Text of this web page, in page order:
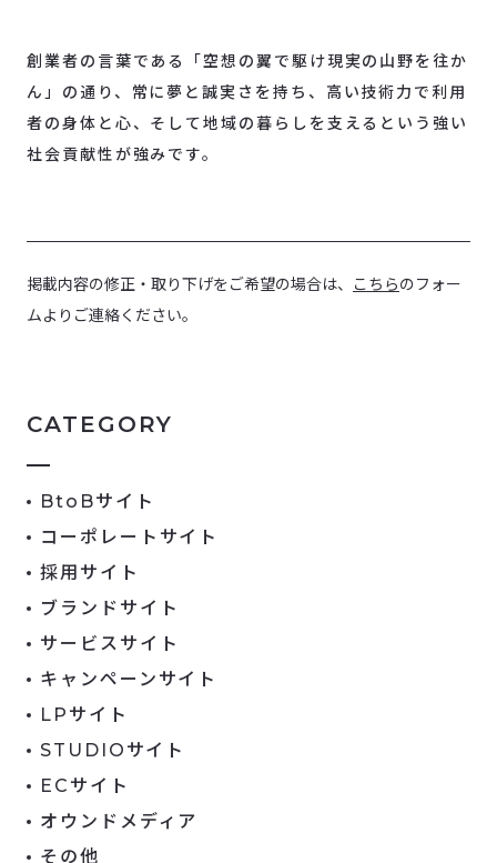
創業者の言葉である「空想の翼で駆け現実の山野を往か
ん」の通り、常に夢と誠実さを持ち、高い技術力で利用
者の身体と心、そして地域の暮らしを支えるという強い
社会貢献性が強みです。
掲載内容の修正・取り下げをご希望の場合は、 こちらのフォー
ムよりご連絡ください。
CATEGORY
BtoBサイト
コーポレートサイト
採用サイト
ブランドサイト
サービスサイト
キャンペーンサイト
LPサイト
STUDIOサイト
ECサイト
オウンドメディア
その他